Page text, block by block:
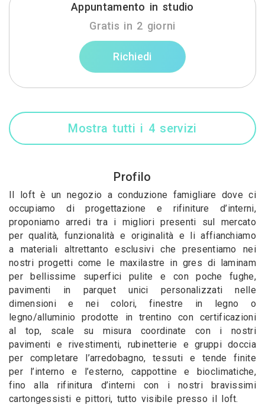
Appuntamento in studio
Gratis in 2 giorni
Richiedi
Mostra tutti i 4 servizi
Profilo
Il loft è un negozio a conduzione famigliare dove ci
occupiamo di progettazione e rifiniture d’interni,
proponiamo arredi tra i migliori presenti sul mercato
per qualità, funzionalità e originalità e li affianchiamo
a materiali altrettanto esclusivi che presentiamo nei
nostri progetti come le maxilastre in gres di laminam
per bellissime superfici pulite e con poche fughe,
pavimenti in parquet unici personalizzati nelle
dimensioni e nei colori, finestre in legno o
legno/alluminio prodotte in trentino con certificazioni
al top, scale su misura coordinate con i nostri
pavimenti e rivestimenti, rubinetterie e gruppi doccia
per completare l’arredobagno, tessuti e tende finite
per l’interno e l’esterno, cappottine e bioclimatiche,
fino alla rifinitura d’interni con i nostri bravissimi
cartongessisti e pittori, tutto visibile presso il loft.